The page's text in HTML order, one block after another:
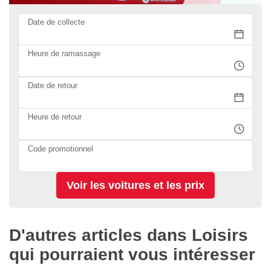
Date de collecte
Heure de ramassage
Date de retour
Heure de retour
Code promotionnel
D'autres articles dans Loisirs
qui pourraient vous intéresser